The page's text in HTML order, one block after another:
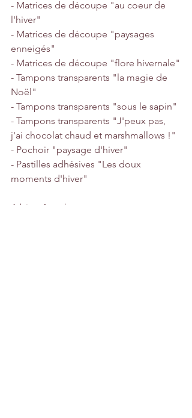
- Matrices de découpe "au coeur de
l'hiver"
- Matrices de découpe "paysages
enneigés"
- Matrices de découpe "flore hivernale"
- Tampons transparents "la magie de
Noël"
- Tampons transparents "sous le sapin"
- Tampons transparents "J'peux pas,
j'ai chocolat chaud et marshmallows !"
- Pochoir "paysage d'hiver"
- Pastilles adhésives "Les doux
moments d'hiver"
A bientôt et bon scrap,